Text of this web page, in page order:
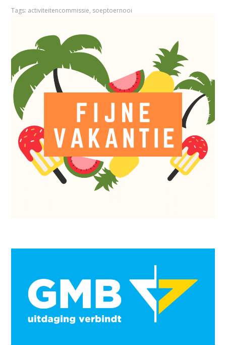
Tags: activiteitencommissie, soeptoernooi